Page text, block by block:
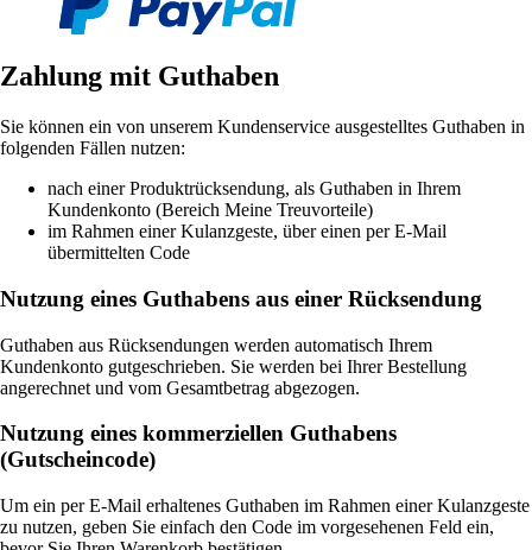
Zahlung mit Guthaben
Sie können ein von unserem Kundenservice ausgestelltes Guthaben in
folgenden Fällen nutzen:
nach einer Produktrücksendung, als Guthaben in Ihrem
Kundenkonto (Bereich Meine Treuvorteile)
im Rahmen einer Kulanzgeste, über einen per E-Mail
übermittelten Code
Nutzung eines Guthabens aus einer Rücksendung
Guthaben aus Rücksendungen werden automatisch Ihrem
Kundenkonto gutgeschrieben. Sie werden bei Ihrer Bestellung
angerechnet und vom Gesamtbetrag abgezogen.
Nutzung eines kommerziellen Guthabens
(Gutscheincode)
Um ein per E-Mail erhaltenes Guthaben im Rahmen einer Kulanzgeste
zu nutzen, geben Sie einfach den Code im vorgesehenen Feld ein,